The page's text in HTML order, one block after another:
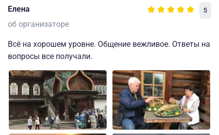
Елена 5
об организаторе
Всё на хорошем уровне. Общение вежливое. Ответы на
вопросы все получали.